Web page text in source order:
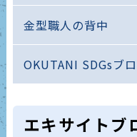
金型職人の背中
OKUTANI SDGsブ
エキサイトブ